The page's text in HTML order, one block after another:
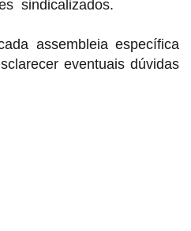
sindicalizados.
assembleia específica
eventuais dúvidas